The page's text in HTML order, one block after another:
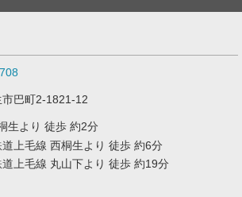
巴町2-1821-12
生より 徒歩 約2分
道上毛線 西桐生より 徒歩 約6分
道上毛線 丸山下より 徒歩 約19分